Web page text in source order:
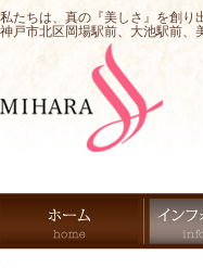
私たちは、真の『美しさ』を創り
神戸市北区岡場駅前、大池駅前、